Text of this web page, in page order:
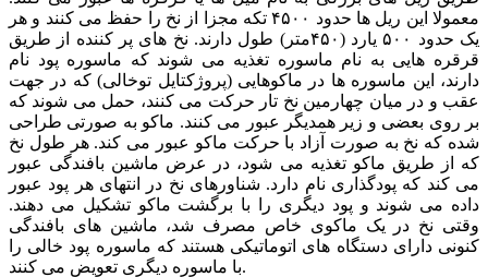
معمولا این ریل ها حدود ۴۵۰۰ تکه مجزا از نخ را حفظ می کنند و هر
یک حدود ۵۰۰ یارد (۴۵۰متر) طول دارند. نخ های پر کننده از طریق
قرقره هایی به نام ماسوره تغذیه می شوند که ماسوره پود نام
دارند، این ماسوره ها در ماکوهایی (پروژکتایل توخالی) که در جهت
عقب و در میان چهارمین نخ تار حرکت می کنند، حمل می شوند که
بر روی بعضی و زیر همدیگر عبور می کنند. ماکو به صورتی طراحی
شده که نخ به صورت آزاد با حرکت ماکو عبور می کند. هر طول نخ
که از طریق ماکو تغذیه می شود، در عرض ماشین بافندگی عبور
می کند که پودگذاری نام دارد. شناورهای نخ در انتهای هر پود عبور
داده می شوند و پود دیگری را با برگشت ماکو تشکیل می دهند.
وقتی نخ در یک ماکوی خاص مصرف شد، ماشین های بافندگی
کنونی دارای دستگاه های اتوماتیکی هستند که ماسوره پود خالی را
با ماسوره دیگری تعویض می کنند.